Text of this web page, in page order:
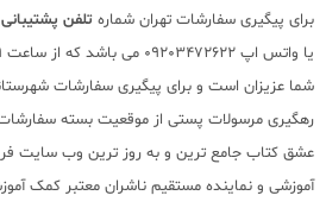
برای پیگیری سفارشات تهران شماره تلفن پشتیبانی 02166484008
شما عزیزان است و برای پیگیری سفارشات
رهگیری مرسولات پستی از موقعیت بسته سفارشات
عشق کتاب جامع ترین و به روز ترین وب سایت